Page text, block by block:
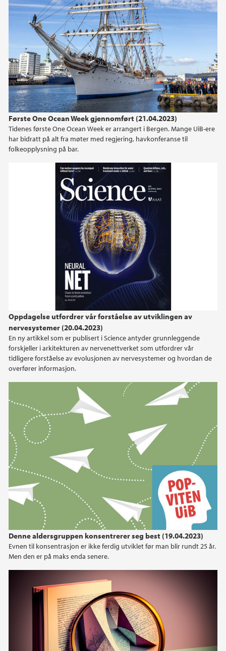
Første One Ocean Week gjennomført (21.04.2023)
Tidenes første One Ocean Week er arrangert i Bergen. Mange UiB-ere
har bidratt på alt fra møter med regjering, havkonferanse til
folkeopplysning på bar.
Oppdagelse utfordrer vår forståelse av utviklingen av
nervesystemer (20.04.2023)
En ny artikkel som er publisert i Science antyder grunnleggende
forskjeller i arkitekturen av nervenettverket som utfordrer vår
tidligere forståelse av evolusjonen av nervesystemer og hvordan de
overfører informasjon.
Denne aldersgruppen konsentrerer seg best (19.04.2023)
Evnen til konsentrasjon er ikke ferdig utviklet før man blir rundt 25 år.
Men den er på maks enda senere.